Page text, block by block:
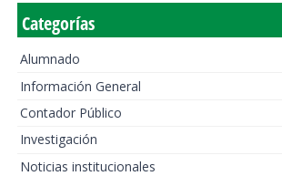
Categorías
Alumnado
Información General
Contador Público
Investigación
Noticias institucionales